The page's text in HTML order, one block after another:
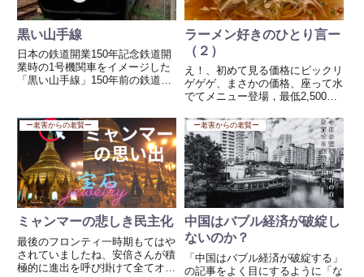
黒い山手線
日本の鉄道開業150年記念鉄道開
業時の1号機関車をイメージした
「黒い山手線」150年前の鉄道開
「Netflix」がジャックした。 1号
機関車を想起させる黒色でフルラ
ッピングされた車両上記...
ラーメン好きのひとり言ー
（２）
え！、初めて見る価格にビックリ
ゲゲゲ、まさかの価格、座って水
でてメニュー登場，最低2,500
し、こんな価格どうやってつける
んだろう？ ラーメンの価格じゃ
ないよね。ひる時なのにお客は私
一人、その時気づけよ！！笑
い ...
ー老害からの老賢ー
ミャンマーの悲しき民主化
最後のフロンティ一時期もてはや
されていましたね、安倍さんが積
極的に進出を呼び掛けて全てオジ
ー老害からの老賢ー
中国はバブル経済が破綻し
ないのか？
「中国はバブル経済が破綻する」
の記事をよく目にするように「な